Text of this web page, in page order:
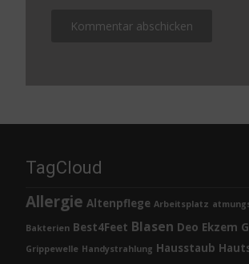
TagCloud
Allergie Altenpflege Arbeitsplatz
Bakterien Best4Feet Blasen Deo Ekzem
Grippewelle Handystrahlung Hausstaub